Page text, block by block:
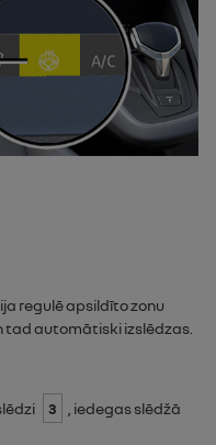
regulē apsildīto zonu
automātiski izslēdzas.
3
, iedegas slēdžā